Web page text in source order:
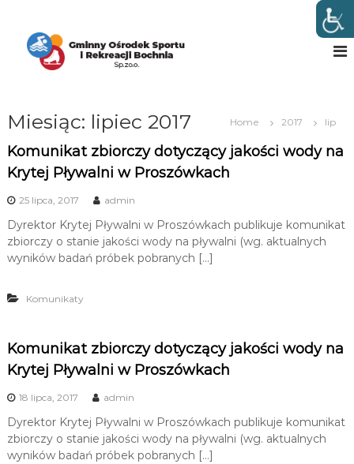
ś
r
e
t
u
e
k
Miesiąc: lipiec 2017 Home 2017 lip
Komunikat zbiorczy dotyczący jakości wody na
Krytej Pływalni w Proszówkach
25 lipca, 2017 admin
Dyrektor Krytej Pływalni w Proszówkach publikuje komunikat
zbiorczy o stanie jakości wody na pływalni (wg. aktualnych
wyników badań próbek pobranych […]
Komunikaty
Komunikat zbiorczy dotyczący jakości wody na
Krytej Pływalni w Proszówkach
18 lipca, 2017 admin
Dyrektor Krytej Pływalni w Proszówkach publikuje komunikat
zbiorczy o stanie jakości wody na pływalni (wg. aktualnych
wyników badań próbek pobranych […]